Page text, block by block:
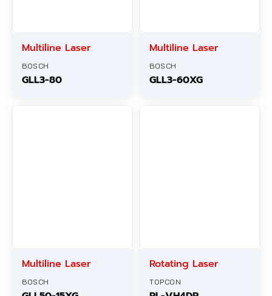
Multiline Laser
BOSCH
GLL3-80
Multiline Laser
BOSCH
GLL3-60XG
Multiline Laser
BOSCH
Rotating Laser
TOPCON